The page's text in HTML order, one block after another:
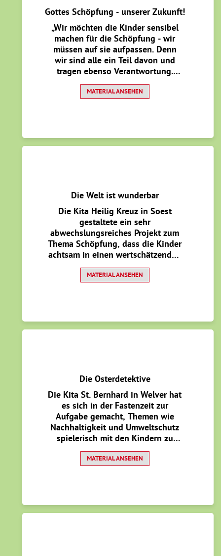
Eltern in ihrer Rolle als
Glaubensvorbilder stärken. Zum
Gewinnerbeitrag des KitaRel-
Kreativpreises DIE ULLA.2025 geht
es hier.
Gottes Schöpfung - unserer Zukunft!
„Wir möchten die Kinder sensibel
machen für die Schöpfung - wir
müssen auf sie aufpassen. Denn
wir sind alle ein Teil davon und
tragen ebenso Verantwortung.
Dies wollen wir den Kindern schon
früh mit auf dem Weg geben.“ Dies
diesem Projekt den Fragen und
Wünschen der Kinder begegnet ist.
MATERIAL ANSEHEN
Die Welt ist wunderbar
Die Kita Heilig Kreuz in Soest
gestaltete ein sehr
abwechslungsreiches Projekt zum
Thema Schöpfung, dass die Kinder
achtsam in einen wertschätzenden
und dankbaren Umgang mit der
Welt und allem Geschenkten
MATERIAL ANSEHEN
Die Osterdetektive
Die Kita St. Bernhard in Welver hat
es sich in der Fastenzeit zur
Aufgabe gemacht, Themen wie
Nachhaltigkeit und Umweltschutz
spielerisch mit den Kindern zu
erarbeiten. Dabei stellen die
Kinder Bibelerzählungen nach, die
spannende Experimente,
stimmungsvolle Lieder und
MATERIAL ANSEHEN